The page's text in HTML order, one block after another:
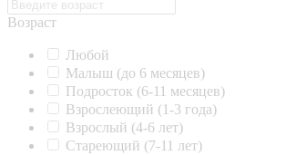
Возраст
Любой
Малыш (до 6 месяцев)
Подросток (6-11 месяцев)
Взрослеющий (1-3 года)
Взрослый (4-6 лет)
Стареющий (7-11 лет)